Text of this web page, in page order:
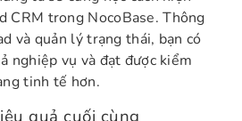
CRM trong NocoBase. Thông
và quản lý trạng thái, bạn có
nghiệp vụ và đạt được kiểm
tinh tế hơn.
quả cuối cùng